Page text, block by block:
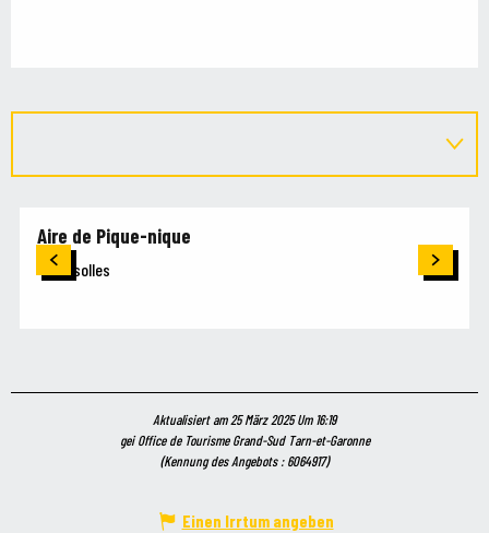
Aire de Pique-nique
Grisolles
Aktualisiert am 25 März 2025 Um 16:19
gei Office de Tourisme Grand-Sud Tarn-et-Garonne
(Kennung des Angebots :6064917)
Einen Irrtum angeben